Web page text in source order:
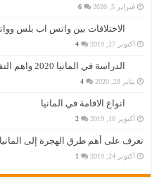
فبراير 5, 2020 6
الاختلافات بين واتس اب بلس
أكتوبر 27, 2019 4
الدراسة في المانيا 2020 واهم التفاصيل عنها
يناير 28, 2020 4
انواع الاقامة في المانيا
أكتوبر 10, 2019 2
تعرف على أهم طرق الهجرة إلى المانيا
أكتوبر 24, 2019 1